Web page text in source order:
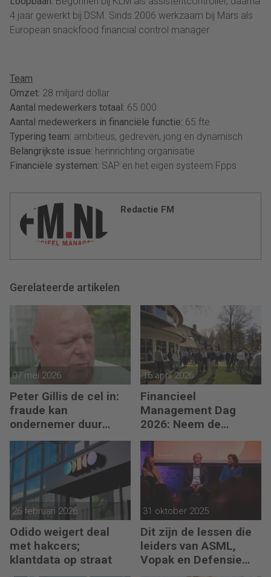
4 jaar gewerkt bij DSM. Sinds 2006 werkzaam bij Mars als
European snackfood financial control manager
Team
Omzet: 28 miljard dollar
Aantal medewerkers totaal: 65.000
Aantal medewerkers in financiële functie: 65 fte
Typering team: ambitieus, gedreven, jong en dynamisch
Belangrijkste issue: herinrichting organisatie
Financiële systemen: SAP en het eigen systeem Fpps
Redactie FM
Gerelateerde artikelen
07 mei 2026
Peter Gillis de cel in:
fraude kan
ondernemer duur
komen te staan
16 april 2026
Financieel
Management Dag
2026: Neem de
toekomst in eigen
hand
26 februari 2026
Odido weigert deal
met hakcers;
klantdata op straat
31 oktober 2025
Dit zijn de lessen die
leiders van ASML,
Vopak en Defensie
toepassen in